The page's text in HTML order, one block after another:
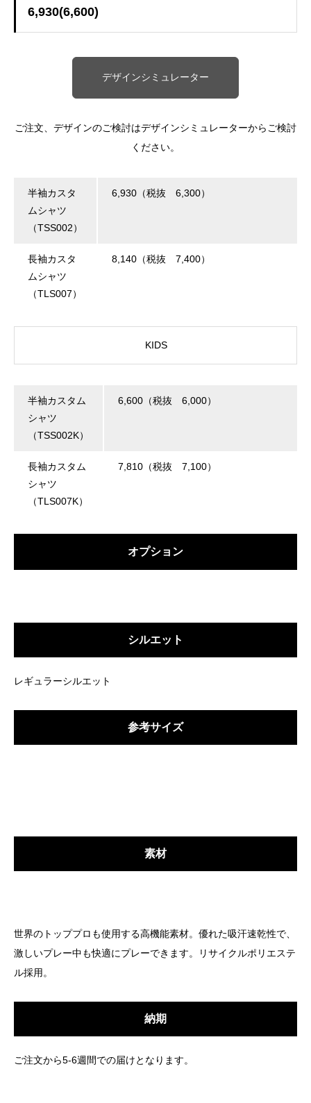
6,930(6,600)
デザインシミュレーター
ご注文、デザインのご検討はデザインシミュレーターからご検討
ください。
半袖カスタ
ムシャツ
（TSS002）
6,930（税抜 6,300）
長袖カスタ
ムシャツ
（TLS007）
8,140（税抜 7,400）
KIDS
半袖カスタム
シャツ
（TSS002K）
6,600（税抜 6,000）
長袖カスタム
シャツ
（TLS007K）
7,810（税抜 7,100）
オプション
シルエット
レギュラーシルエット
参考サイズ
素材
世界のトッププロも使用する高機能素材。 優れた吸汗速乾性で、
激しいプレー中も快適にプレーできます。
リサイクルポリエステ
ル採用 。
納期
ご注文から5-6週間での届けとなります。